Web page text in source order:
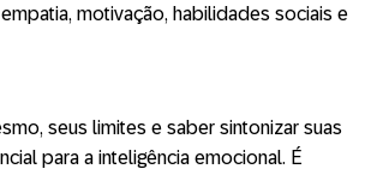
motivação, habilidades sociais e
seus limites e saber sintonizar suas
para a inteligência emocional. É